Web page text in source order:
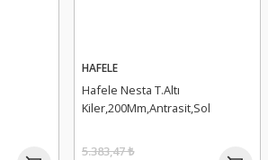
HAFELE
Hafele Nesta T.Altı
Kiler,200Mm,Antrasit,Sol
5.383,47 ₺